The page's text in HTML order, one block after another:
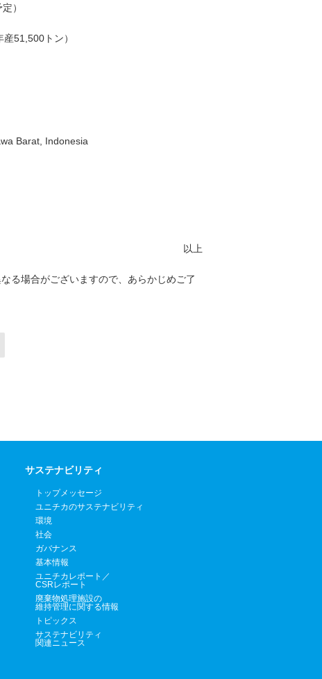
）
51,500トン）
Barat, Indonesia
以上
る場合がございますので、あらかじめご了
サステナビリティ
トップメッセージ
ユニチカのサステナビリティ
環境
社会
ガバナンス
基本情報
ユニチカレポート／
CSRレポート
廃棄物処理施設の
維持管理に関する情報
トピックス
サステナビリティ
関連ニュース